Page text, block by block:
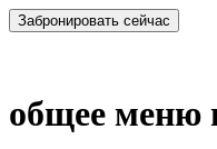
общее меню